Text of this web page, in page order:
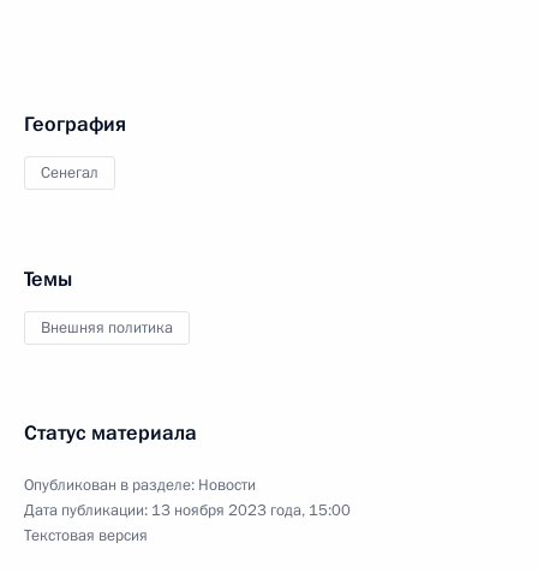
География
Сенегал
Темы
Внешняя политика
Статус материала
Опубликован в разделе: Новости
Дата публикации: 13 ноября 2023 года, 15:00
Текстовая версия